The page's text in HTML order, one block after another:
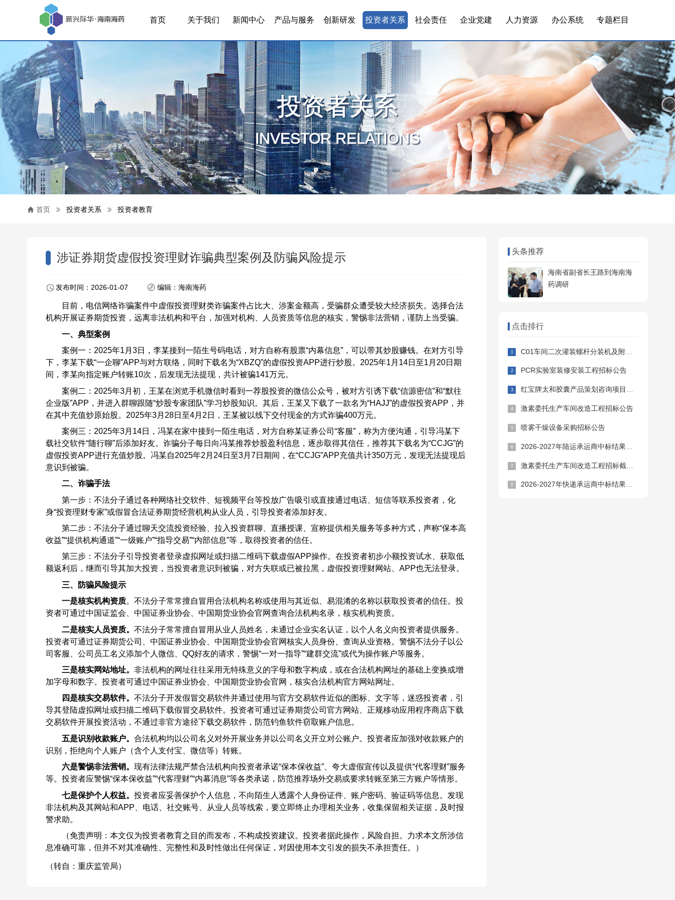
首页 关于我们 新闻中心 产品与服务 创新研发 投资者关系 社会责任 企业党建 人力资源 办公系统 专题栏目
投资者关系
INVESTOR RELATIONS
首页 投资者关系 投资者教育
涉证券期货虚假投资理财诈骗典型案例及防骗风险提示
发布时间：2026-01-07 编辑：海南海药
目前，电信网络诈骗案件中虚假投资理财类诈骗案件占比大、涉案金额高，受骗群众遭受较大经济损失。选择合法
机构开展证券期货投资，远离非法机构和平台，加强对机构、人员资质等信息的核实，警惕非法营销，谨防上当受骗。
一、典型案例
案例一：2025年1月3日，李某接到一陌生号码电话，对方自称有股票“内幕信息”，可以带其炒股赚钱。在对方引导
下，李某下载“一企聊”APP与对方联络，同时下载名为“XBZQ”的虚假投资APP进行炒股。2025年1月14日至1月20日期
间，李某向指定账户转账10次，后发现无法提现，共计被骗141万元。
案例二：2025年3月初，王某在浏览手机微信时看到一荐股投资的微信公众号，被对方引诱下载“信源密信”和“默往
企业版”APP，并进入群聊跟随“炒股专家团队”学习炒股知识。其后，王某又下载了一款名为“HAJJ”的虚假投资APP，并
在其中充值炒原始股。2025年3月28日至4月2日，王某被以线下交付现金的方式诈骗400万元。
案例三：2025年3月14日，冯某在家中接到一陌生电话，对方自称某证券公司“客服”，称为方便沟通，引导冯某下
载社交软件“随行聊”后添加好友。诈骗分子每日向冯某推荐炒股盈利信息，逐步取得其信任，推荐其下载名为“CCJG”的
虚假投资APP进行充值炒股。冯某自2025年2月24日至3月7日期间，在“CCJG”APP充值共计350万元，发现无法提现后
意识到被骗。
二、诈骗手法
第一步：不法分子通过各种网络社交软件、短视频平台等投放广告吸引或直接通过电话、短信等联系投资者，化
身“投资理财专家”或假冒合法证券期货经营机构从业人员，引导投资者添加好友。
第二步：不法分子通过聊天交流投资经验、拉入投资群聊、直播授课、宣称提供相关服务等多种方式，声称“保本高
收益”“提供机构通道”“一级账户”“指导交易”“内部信息”等，取得投资者的信任。
第三步：不法分子引导投资者登录虚拟网址或扫描二维码下载虚假APP操作。在投资者初步小额投资试水、获取低
额返利后，继而引导其加大投资，当投资者意识到被骗，对方失联或已被拉黑，虚假投资理财网站、APP也无法登录。
三、防骗风险提示
一是核实机构资质。不法分子常常擅自冒用合法机构名称或使用与其近似、易混淆的名称以获取投资者的信任。投
资者可通过中国证监会、中国证券业协会、中国期货业协会官网查询合法机构名录，核实机构资质。
二是核实人员资质。不法分子常常擅自冒用从业人员姓名，未通过企业实名认证，以个人名义向投资者提供服务。
投资者可通过证券期货公司、中国证券业协会、中国期货业协会官网核实人员身份、查询从业资格。警惕不法分子以公
司客服、公司员工名义添加个人微信、QQ好友的请求，警惕“一对一指导”“建群交流”或代为操作账户等服务。
三是核实网站地址。非法机构的网址往往采用无特殊意义的字母和数字构成，或在合法机构网址的基础上变换或增
加字母和数字。投资者可通过中国证券业协会、中国期货业协会官网，核实合法机构官方网站网址。
四是核实交易软件。不法分子开发假冒交易软件并通过使用与官方交易软件近似的图标、文字等，迷惑投资者，引
导其登陆虚拟网址或扫描二维码下载假冒交易软件。投资者可通过证券期货公司官方网站、正规移动应用程序商店下载
交易软件开展投资活动，不通过非官方途径下载交易软件，防范钓鱼软件窃取账户信息。
五是识别收款账户。合法机构均以公司名义对外开展业务并以公司名义开立对公账户。投资者应加强对收款账户的
识别，拒绝向个人账户（含个人支付宝、微信等）转账。
六是警惕非法营销。现有法律法规严禁合法机构向投资者承诺“保本保收益”、夸大虚假宣传以及提供“代客理财”服务
等。投资者应警惕“保本保收益”“代客理财”“内幕消息”等各类承诺，防范推荐场外交易或要求转账至第三方账户等情形。
七是保护个人权益。投资者应妥善保护个人信息，不向陌生人透露个人身份证件、账户密码、验证码等信息。发现
非法机构及其网站和APP、电话、社交账号、从业人员等线索，要立即终止办理相关业务，收集保留相关证据，及时报
警求助。
（免责声明：本文仅为投资者教育之目的而发布，不构成投资建议。投资者据此操作，风险自担。力求本文所涉信
息准确可靠，但并不对其准确性、完整性和及时性做出任何保证，对因使用本文引发的损失不承担责任。）
（转自：重庆监管局）
头条推荐
海南省副省长王路到海南海
药调研
点击排行
C01车间二次灌装螺杆分装机及附属设备采购安装招标公告
PCR实验室装修安装工程招标公告
红宝牌太和胶囊产品策划咨询项目招标公告
激素委托生产车间改造工程招标公告
喷雾干燥设备采购招标公告
2026-2027年陆运承运商中标结果公告
激素委托生产车间改造工程招标截止时间延期公告
2026-2027年快递承运商中标结果公告